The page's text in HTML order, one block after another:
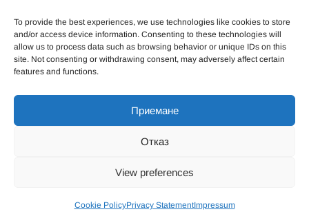
To provide the best experiences, we use technologies like cookies to store
and/or access device information. Consenting to these technologies will
allow us to process data such as browsing behavior or unique IDs on this
site. Not consenting or withdrawing consent, may adversely affect certain
features and functions.
Приемане
Отказ
View preferences
Cookie PolicyPrivacy StatementImpressum
На платформе WordPress |Тема FreeNews
Общие условия